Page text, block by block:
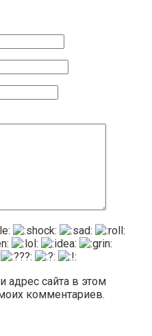
адрес сайта в этом
комментариев.